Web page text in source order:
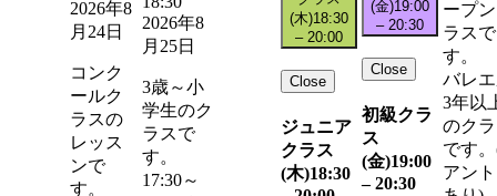
2026年8
月24日
コンク
ールク
ラスの
レッス
ンで
す。
2026年8
月25日
3歳～小
学生のク
ラスで
す。
17:30～
(木)18:30
– 20:00
Close
ジュニア
クラス
(木)18:30
(金)19:00
– 20:30
Close
初級クラ
ス
(金)19:00
– 20:30
ープ
ラスで
す。
バレ
3年以
のク
です
アン